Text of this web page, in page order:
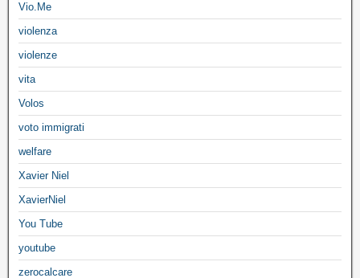
Vio.Me
violenza
violenze
vita
Volos
voto immigrati
welfare
Xavier Niel
XavierNiel
You Tube
youtube
zerocalcare